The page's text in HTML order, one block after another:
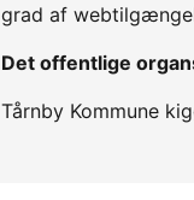
grad af
Det offentlige
Tårnby Kommune